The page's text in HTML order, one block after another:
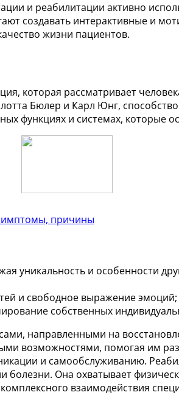
и реабилитации активно
создавать интерактивные и
жизни пациентов.
которая рассматривает
Бюлер и Карл Юнг,
функциях и системах, которые
причины
уникальность и особенности
и свободное выражение эмоций;
собственных
направленными на
возможностями, помогая им
и самообслуживанию.
Она охватывает
взаимодействия